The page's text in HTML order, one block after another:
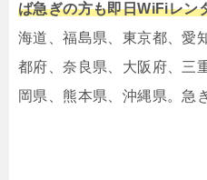
ば急ぎの方も即日WiFiレン
海道、福島県、東京都、愛
都府、奈良県、大阪府、三
岡県、熊本県、沖縄県。急